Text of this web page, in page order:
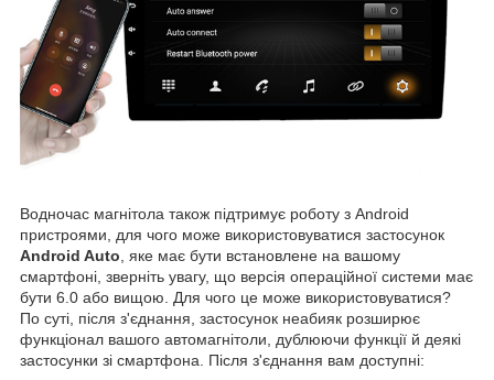
Водночас магнітола також підтримує роботу з Android
пристроями, для чого може використовуватися застосунок
Android Auto , яке має бути встановлене на вашому
смартфоні, зверніть увагу, що версія операційної системи має
бути 6.0 або вищою. Для чого це може використовуватися?
По суті, після з'єднання, застосунок неабияк розширює
функціонал вашого автомагнітоли, дублюючи функції й деякі
застосунки зі смартфона. Після з'єднання вам доступні: